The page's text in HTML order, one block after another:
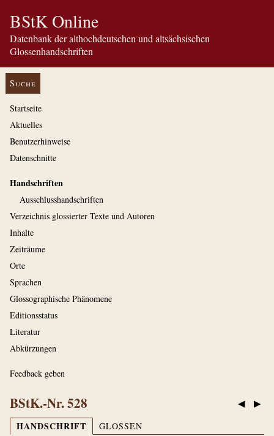
BStK Online
Datenbank der althochdeutschen und altsächsischen
Glossenhandschriften
Suche
Startseite
Aktuelles
Benutzerhinweise
Datenschnitte
Handschriften
Ausschluss­handschriften
Verzeichnis glossierter Texte und Autoren
Inhalte
Zeiträume
Orte
Sprachen
Glossographische Phänomene
Editionsstatus
Literatur
Abkürzungen
Feedback geben
◀ ▶
BStK.-Nr. 528
HANDSCHRIFT GLOSSEN